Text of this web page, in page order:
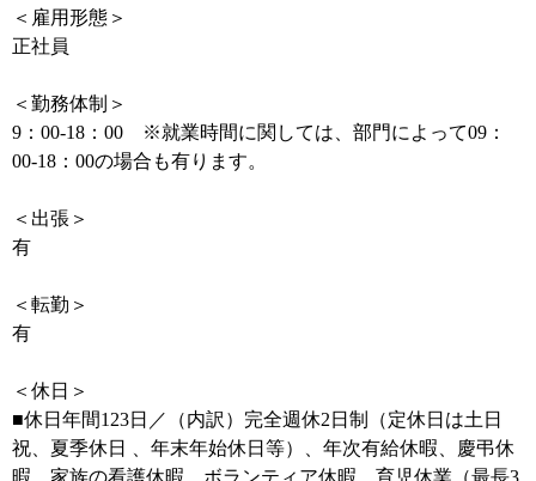
＜雇用形態＞
正社員
＜勤務体制＞
9：00-18：00 ※就業時間に関しては、部門によって09：
00-18：00の場合も有ります。
＜出張＞
有
＜転勤＞
有
＜休日＞
■休日年間123日／（内訳）完全週休2日制（定休日は土日
祝、夏季休日 、年末年始休日等）、年次有給休暇、慶弔休
暇、家族の看護休暇、ボランティア休暇、育児休業（最長3